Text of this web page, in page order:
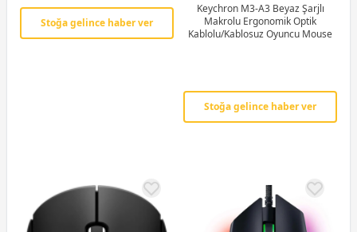
Stoğa gelince haber ver
Keychron M3-A3 Beyaz Şarjlı
Makrolu Ergonomik Optik
Kablolu/Kablosuz Oyuncu Mouse
Stoğa gelince haber ver